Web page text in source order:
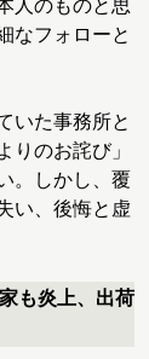
人のものと思
なフォローと
いた事務所と
りのお詫び」
。しかし、覆
い、後悔と虚
も炎上、出荷